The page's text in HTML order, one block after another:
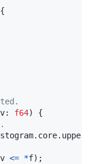
{
v: f64)
{
. core.
v <= *f) ;